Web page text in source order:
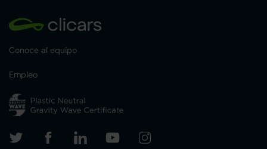
Conoce al equipo
Empleo